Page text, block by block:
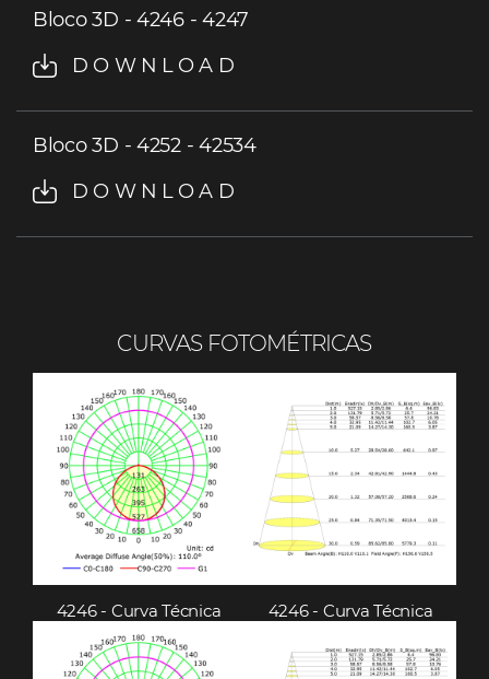
Bloco 3D - 4246 - 4247
DOWNLOAD
Bloco 3D - 4252 - 42534
DOWNLOAD
CURVAS FOTOMÉTRICAS
4246 - Curva Técnica 4246 - Curva Técnica